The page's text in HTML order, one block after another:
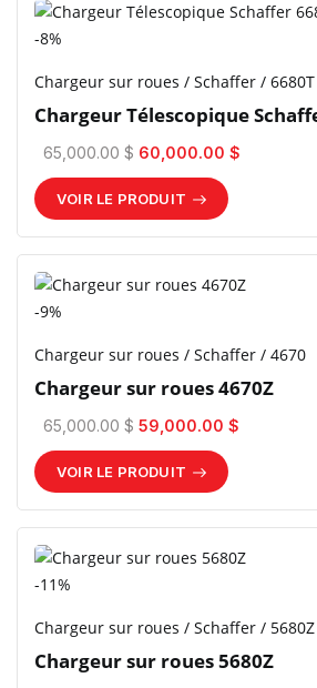
-8%
Chargeur sur roues / Schaffer / 6680T
Chargeur Télescopique
65,000.00 $ 60,000.00 $
VOIR LE PRODUIT
-9%
Chargeur sur roues / Schaffer / 4670
Chargeur sur roues 4670Z
65,000.00 $ 59,000.00 $
VOIR LE PRODUIT
-11%
Chargeur sur roues / Schaffer / 5680Z
Chargeur sur roues 5680Z